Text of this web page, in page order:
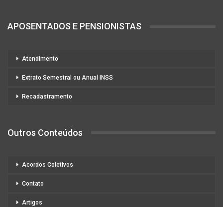
APOSENTADOS E PENSIONISTAS
Atendimento
Extrato Semestral ou Anual INSS
Recadastramento
Outros Conteúdos
Acordos Coletivos
Contato
Artigos